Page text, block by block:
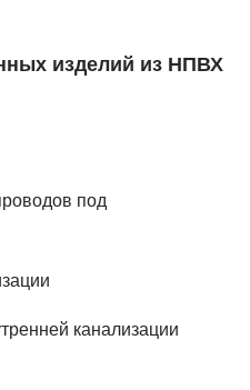
изделий из НПВХ
под
канализации